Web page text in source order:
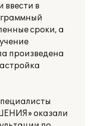
в
сроки, а
произведена
оказали